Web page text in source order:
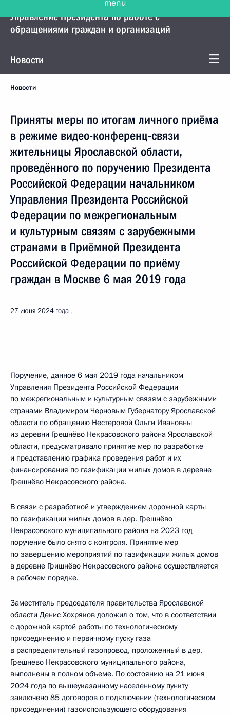
Управление Президента по работе с
обращениями граждан и организаций
Новости
Новости
Приняты меры по итогам личного приёма
в режиме видео-конференц-связи
жительницы Ярославской области,
проведённого по поручению Президента
Российской Федерации начальником
Управления Президента Российской
Федерации по межрегиональным
и культурным связям с зарубежными
странами в Приёмной Президента
Российской Федерации по приёму
граждан в Москве 6 мая 2019 года
27 июня 2024 года
Поручение, данное 6 мая 2019 года начальником
Управления Президента Российской Федерации
по межрегиональным и культурным связям с зарубежными
странами Владимиром Черновым Губернатору Ярославской
области по обращению Нестеровой Ольги Ивановны
из деревни Грешнёво Некрасовского района Ярославской
области, предусматривало принятие мер по разработке
и представлению графика проведения работ и их
финансирования по газификации жилых домов в деревне
Грешнёво Некрасовского района.
В связи с разработкой и утверждением дорожной карты
по газификации жилых домов в дер. Грешнёво
Некрасовского муниципального района на 2023 год
поручение было снято с контроля. Принятие мер
по завершению мероприятий по газификации жилых домов
в деревне Гришнёво Некрасовского района осуществляется
в рабочем порядке.
Заместитель председателя правительства Ярославской
области Денис Хохряков доложил о том, что в соответствии
с дорожной картой работы по технологическому
присоединению и первичному пуску газа
в распределительный газопровод, проложенный в дер.
Грешнево Некрасовского муниципального района,
выполнены в полном объеме. По состоянию на 21 июня
2024 года по вышеуказанному населенному пункту
заключено 85 договоров о подключении (технологическом
присоединении) газоиспользующего оборудования